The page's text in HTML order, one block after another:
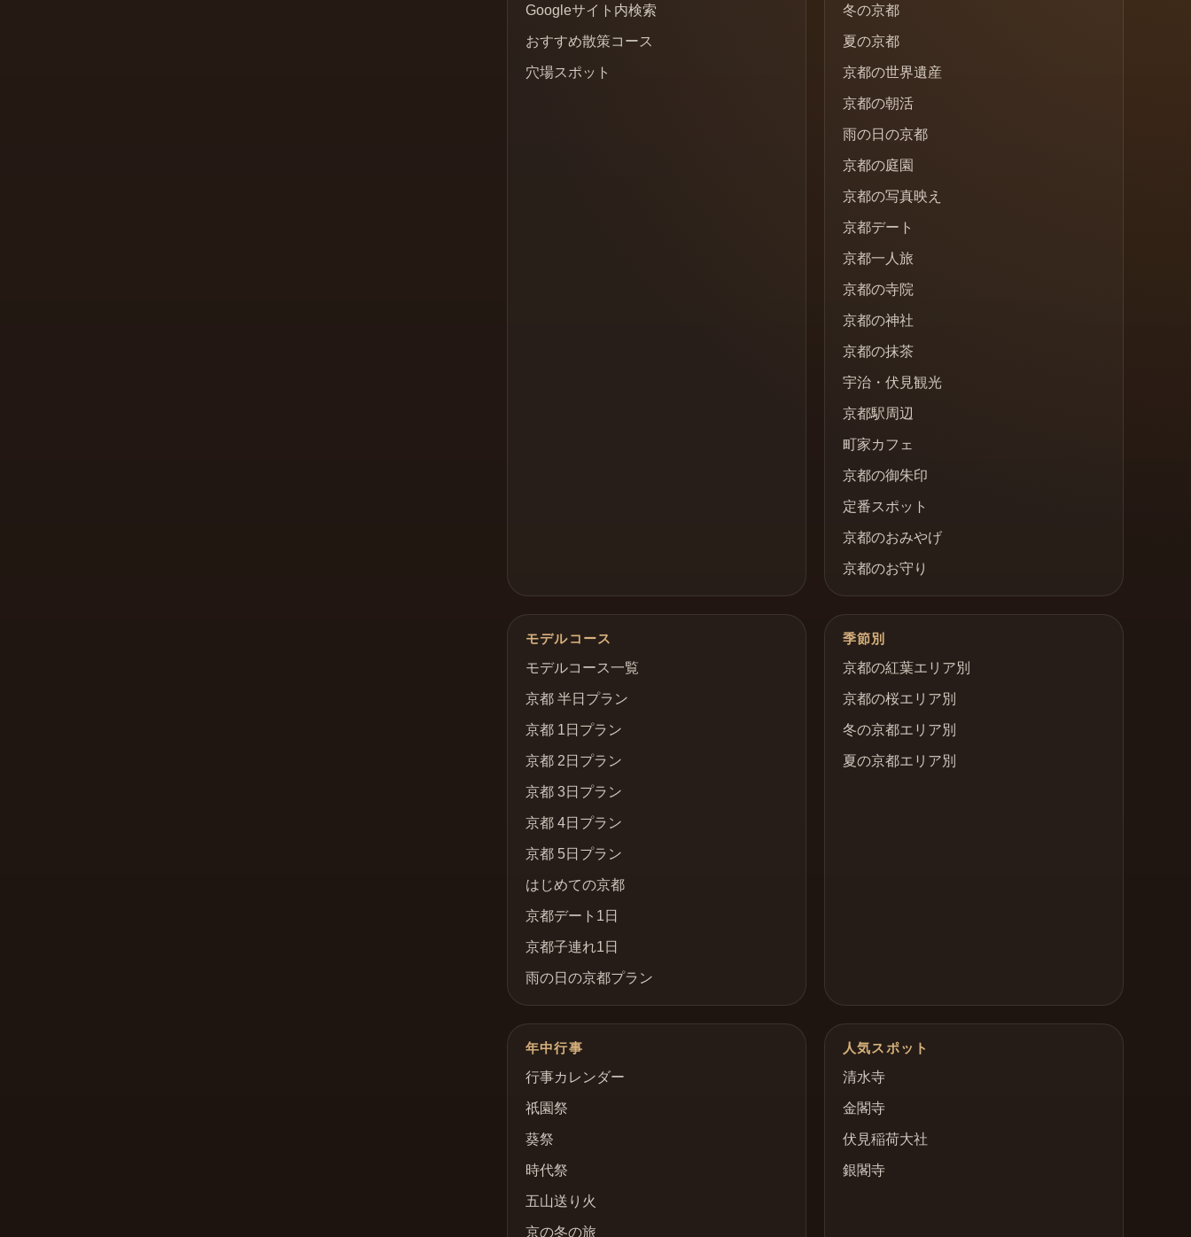
Googleサイト内検索
おすすめ散策コース
穴場スポット
冬の京都
夏の京都
京都の世界遺産
京都の朝活
雨の日の京都
京都の庭園
京都の写真映え
京都デート
京都一人旅
京都の寺院
京都の神社
京都の抹茶
宇治・伏見観光
京都駅周辺
町家カフェ
京都の御朱印
定番スポット
京都のおみやげ
京都のお守り
モデルコース
モデルコース一覧
京都 半日プラン
京都 1日プラン
京都 2日プラン
京都 3日プラン
京都 4日プラン
京都 5日プラン
はじめての京都
京都デート1日
京都子連れ1日
雨の日の京都プラン
季節別
京都の紅葉エリア別
京都の桜エリア別
冬の京都エリア別
夏の京都エリア別
年中行事
行事カレンダー
祇園祭
葵祭
時代祭
五山送り火
京の冬の旅
人気スポット
清水寺
金閣寺
伏見稲荷大社
銀閣寺